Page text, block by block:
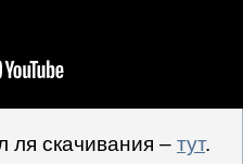
ля скачивания – тут.